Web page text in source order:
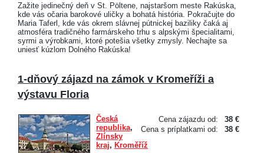
Zažite jedinečný deň v St. Pöltene, najstaršom meste Rakúska,
kde vás očaria barokové uličky a bohatá história. Pokračujte do
Maria Taferl, kde vás okrem slávnej pútnickej baziliky čaká aj
atmosféra tradičného farmárskeho trhu s alpskými špecialitami,
syrmi a výrobkami, ktoré potešia všetky zmysly. Nechajte sa
uniesť kúzlom Dolného Rakúska!
1-dňový zájazd na zámok v Kromeříži a
výstavu Floria
Cena zájazdu od:
38 €
Cena s príplatkami od:
38 €
Česká
republika,
Zlínsky
kraj, Kroměříž